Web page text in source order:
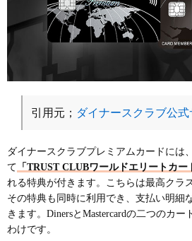
引用元； ダイナースクラブ公式
ダイナースクラブプレミアムカードには
て 「TRUST CLUBワールドエリートカ
れる特典が付きます。こちらは最高クラ
その特典も同時に利用でき、支払い明細
きます。DinersとMastercardの二つのカ
わけです。